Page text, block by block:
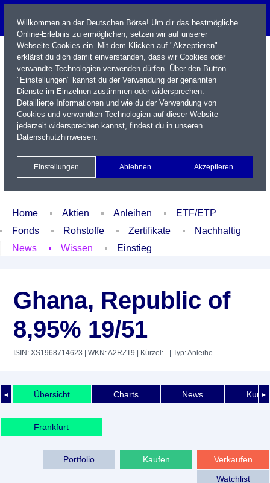
Name / WKN / ISIN / Kürzel
Xetra Realtime
Watchlist Portfolio Login
Home Aktien Anleihen
ETF/ETP
Fonds
Rohstoffe Zertifikate
Nachhaltig
News
Wissen Einstieg
Ghana, Republic of
8,95% 19/51
ISIN: XS1968714623 | WKN: A2RZT9 | Kürzel: - | Typ: Anleihe
◄ ►
Übersicht Charts News
Frankfurt
Verkaufen
Kaufen
Portfolio
Watchlist
Willkommen an der Deutschen Börse! Um dir das bestmögliche
Online-Erlebnis zu ermöglichen, setzen wir auf unserer
Webseite Cookies ein. Mit dem Klicken auf "Akzeptieren"
erklärst du dich damit einverstanden, dass wir Cookies oder
verwandte Technologien verwenden dürfen. Über den Button
"Einstellungen" kannst du der Verwendung der genannten
Dienste im Einzelnen zustimmen oder widersprechen.
Detaillierte Informationen und wie du der Verwendung von
Cookies und verwandten Technologien auf dieser Website
jederzeit widersprechen kannst, findest du in unseren
Datenschutzhinweisen.
Einstellungen Ablehnen Akzeptieren